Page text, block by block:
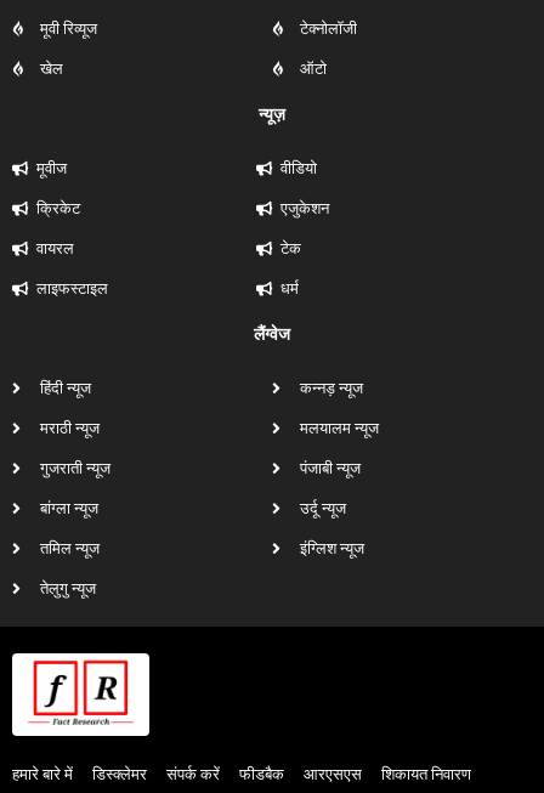
मूवी रिव्यूज
खेल
टेक्नोलॉजी
ऑटो
न्यूज़
मूवीज
क्रिकेट
वायरल
लाइफस्टाइल
वीडियो
एजुकेशन
टेक
धर्म
लैंग्वेज
हिंदी न्यूज
मराठी न्यूज
गुजराती न्यूज
बांग्ला न्यूज
तमिल न्यूज
तेलुगु न्यूज
कन्नड़ न्यूज
मलयालम न्यूज
पंजाबी न्यूज
उर्दू न्यूज
इंग्लिश न्यूज
हमारे बारे में डिस्क्लेमर संपर्क करें फीडबैक आरएसएस शिकायत निवारण